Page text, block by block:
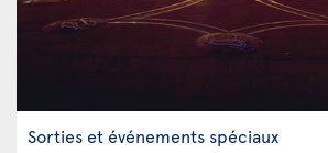
Sorties et événements spéciaux